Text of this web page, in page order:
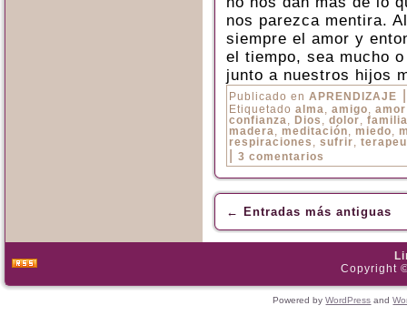
nos parezca mentira.
siempre el amor y
el tiempo, sea mucho
junto a nuestros hijos
Publicado en APRENDIZAJE
Etiquetado alma, amigo, amor
confianza, Dios , dolor, familia
madera, meditación, miedo,
respiraciones , sufrir,
3 comentarios
← Entradas más antiguas
Copyright
Powered byWordPress and